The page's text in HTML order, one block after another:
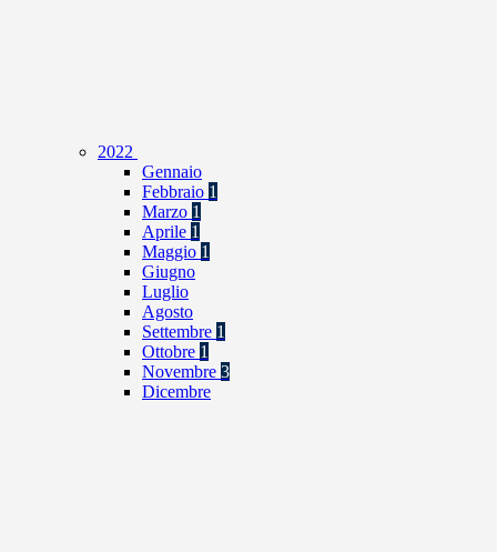
2022
Gennaio
Febbraio 1
Marzo 1
Aprile 1
Maggio 1
Giugno
Luglio
Agosto
Settembre 1
Ottobre 1
Novembre 3
Dicembre